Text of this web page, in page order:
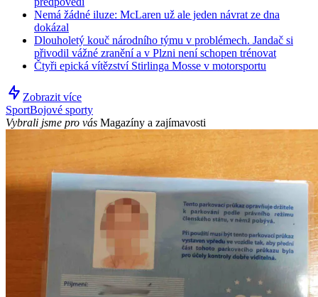
Nemá žádné iluze: McLaren už ale jeden návrat ze dna
dokázal
Dlouholetý kouč národního týmu v problémech. Jandač si
přivodil vážné zranění a v Plzni není schopen trénovat
Čtyři epická vítězství Stirlinga Mosse v motorsportu
Zobrazit více
SportBojové sporty
Vybrali jsme pro vás Magazíny a zajímavosti